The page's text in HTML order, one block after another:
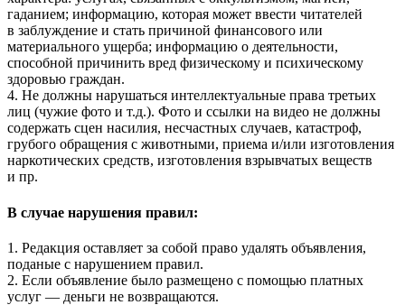
гаданием; информацию, которая может ввести читателей
в заблуждение и стать причиной финансового или
материального ущерба; информацию о деятельности,
способной причинить вред физическому и психическому
здоровью граждан.
4. Не должны нарушаться интеллектуальные права третьих
лиц (чужие фото и т.д.). Фото и ссылки на видео не должны
содержать сцен насилия, несчастных случаев, катастроф,
грубого обращения с животными, приема и/или изготовления
наркотических средств, изготовления взрывчатых веществ
и пр.
В случае нарушения правил:
1. Редакция оставляет за собой право удалять объявления,
поданые с нарушением правил.
2. Если объявление было размещено с помощью платных
услуг — деньги не возвращаются.